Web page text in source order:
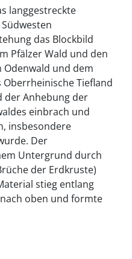
langgestreckte
das Blockbild
Pfälzer Wald und den
Odenwald und dem
Tiefland
der Anhebung der
einbrach und
insbesondere
Der
Untergrund durch
der Erdkruste)
stieg entlang
oben und formte